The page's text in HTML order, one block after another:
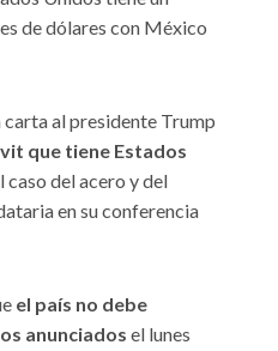
de dólares con México
carta al presidente Trump
que tiene Estados
caso del acero y del
en su conferencia
el país no debe
anunciados el lunes